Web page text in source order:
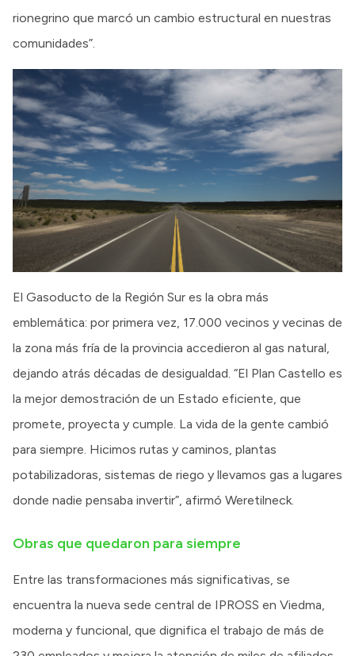
rionegrino que marcó un cambio estructural en nuestras
comunidades”.
El Gasoducto de la Región Sur es la obra más
emblemática: por primera vez, 17.000 vecinos y vecinas de
la zona más fría de la provincia accedieron al gas natural,
dejando atrás décadas de desigualdad. “El Plan Castello es
la mejor demostración de un Estado eficiente, que
promete, proyecta y cumple. La vida de la gente cambió
para siempre. Hicimos rutas y caminos, plantas
potabilizadoras, sistemas de riego y llevamos gas a lugares
donde nadie pensaba invertir”, afirmó Weretilneck.
Obras que quedaron para siempre
Entre las transformaciones más significativas, se
encuentra la nueva sede central de IPROSS en Viedma,
moderna y funcional, que dignifica el trabajo de más de